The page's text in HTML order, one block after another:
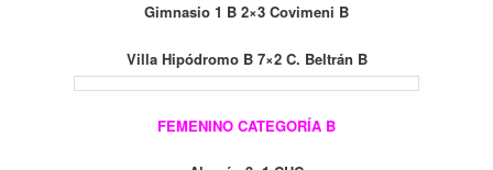
Gimnasio 1 B 2×3 Covimeni B
Villa Hipódromo B 7×2 C. Beltrán B
FEMENINO CATEGORÍA B